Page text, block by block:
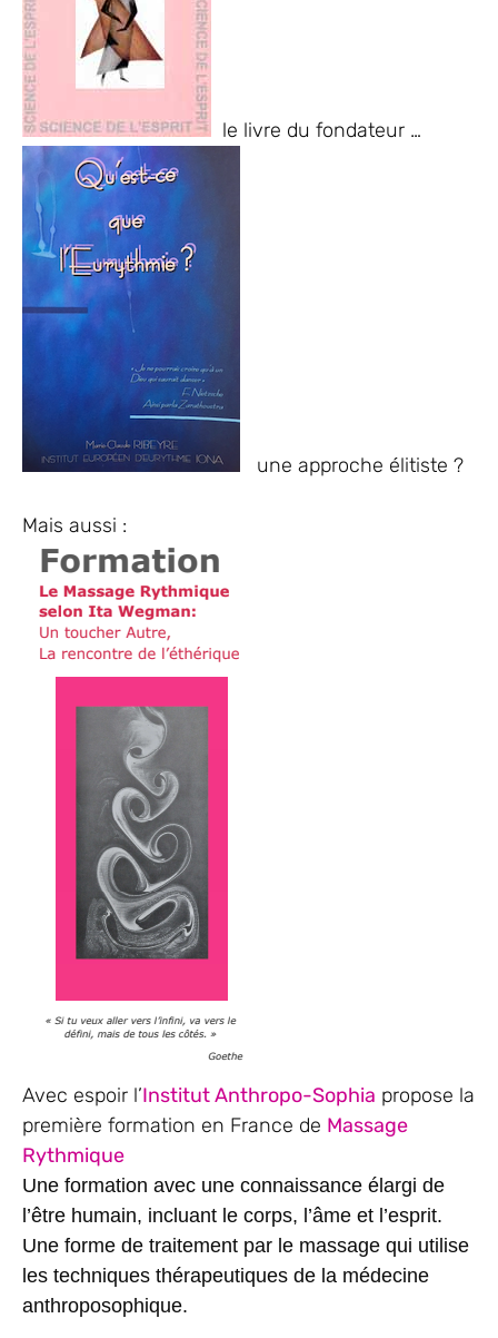
le livre du fondateur …
une approche élitiste ?
Mais aussi :
Avec espoir l’Institut Anthropo-Sophia propose la
première formation en France de Massage
Rythmique
Une formation avec une connaissance élargi de
l’être humain, incluant le corps, l’âme et l’esprit.
Une forme de traitement par le massage qui utilise
les techniques thérapeutiques de la médecine
anthroposophique.